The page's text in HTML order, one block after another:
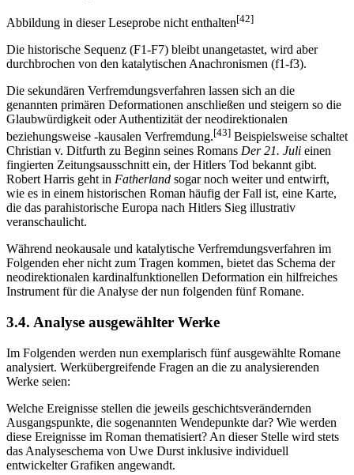
Abbildung in dieser Leseprobe nicht enthalten[42]
Die historische Sequenz (F1-F7) bleibt unangetastet, wird aber
durchbrochen von den katalytischen Anachronismen (f1-f3).
Die sekundären Verfremdungsverfahren lassen sich an die
genannten primären Deformationen anschließen und steigern so die
Glaubwürdigkeit oder Authentizität der neodirektionalen
beziehungsweise -kausalen Verfremdung.[43] Beispielsweise schaltet
Christian v. Ditfurth zu Beginn seines Romans Der 21. Juli einen
fingierten Zeitungsausschnitt ein, der Hitlers Tod bekannt gibt.
Robert Harris geht in Fatherland sogar noch weiter und entwirft,
wie es in einem historischen Roman häufig der Fall ist, eine Karte,
die das parahistorische Europa nach Hitlers Sieg illustrativ
veranschaulicht.
Während neokausale und katalytische Verfremdungsverfahren im
Folgenden eher nicht zum Tragen kommen, bietet das Schema der
neodirektionalen kardinalfunktionellen Deformation ein hilfreiches
Instrument für die Analyse der nun folgenden fünf Romane.
3.4. Analyse ausgewählter Werke
Im Folgenden werden nun exemplarisch fünf ausgewählte Romane
analysiert. Werkübergreifende Fragen an die zu analysierenden
Werke seien:
Welche Ereignisse stellen die jeweils geschichtsverändernden
Ausgangspunkte, die sogenannten Wendepunkte dar? Wie werden
diese Ereignisse im Roman thematisiert? An dieser Stelle wird stets
das Analyseschema von Uwe Durst inklusive individuell
entwickelter Grafiken angewandt.